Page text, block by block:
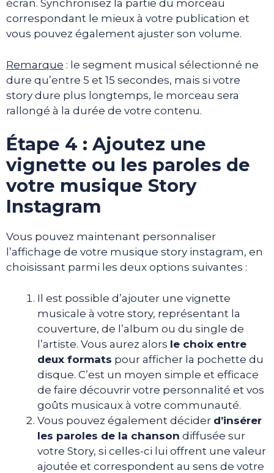
écran. Synchronisez la partie du morceau
correspondant le mieux à votre publication et
vous pouvez également ajuster son volume.
Remarque : le segment musical sélectionné ne
dure qu’entre 5 et 15 secondes, mais si votre
story dure plus longtemps, le morceau sera
rallongé à la durée de votre contenu.
Étape 4 : Ajoutez une
vignette ou les paroles de
votre musique Story
Instagram
Vous pouvez maintenant personnaliser
l’affichage de votre musique story instagram, en
choisissant parmi les deux options suivantes :
Il est possible d’ajouter une vignette
musicale à votre story, représentant la
couverture, de l’album ou du single de
l’artiste. Vous aurez alors le choix entre
deux formats pour afficher la pochette du
disque. C’est un moyen simple et efficace
de faire découvrir votre personnalité et vos
goûts musicaux à votre communauté.
Vous pouvez également décider d’insérer
les paroles de la chanson diffusée sur
votre Story, si celles-ci lui offrent une valeur
ajoutée et correspondent au sens de votre